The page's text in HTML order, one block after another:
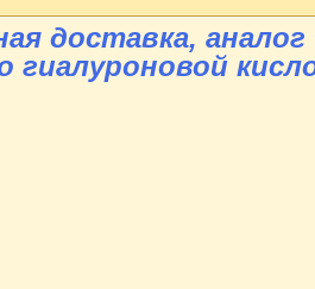
доставка,
гиалуроновой